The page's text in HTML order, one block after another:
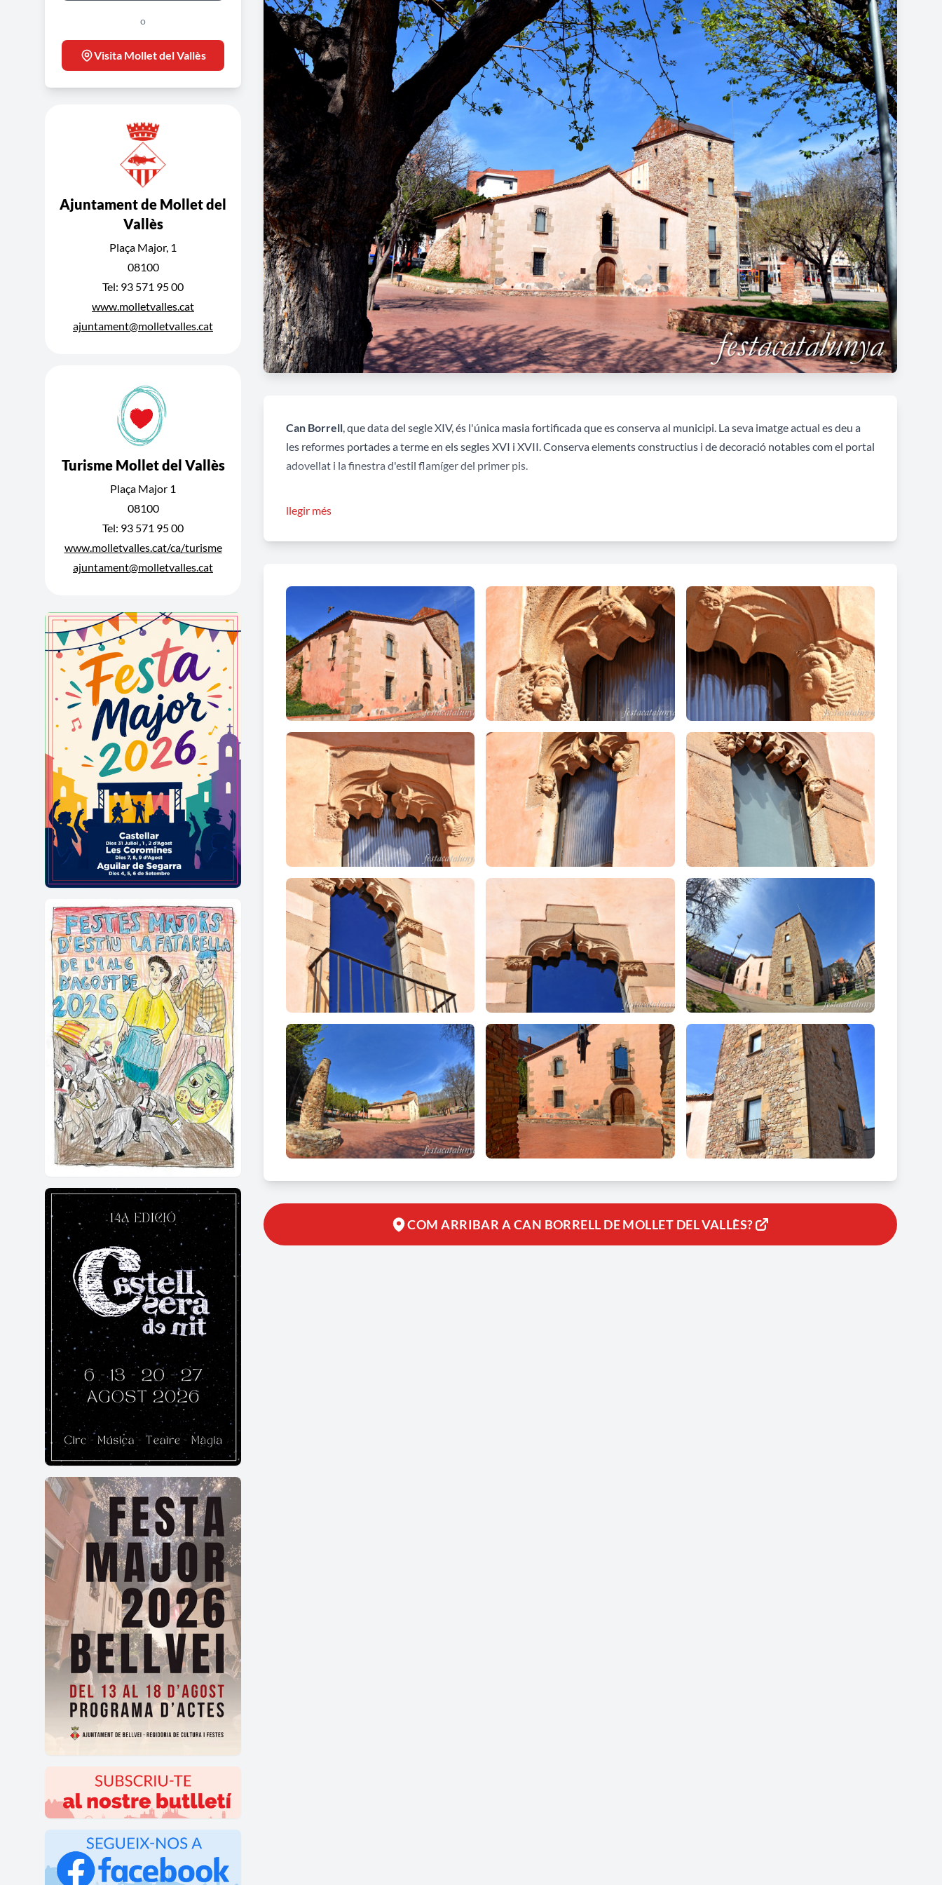
o
Visita Mollet del Vallès
Ajuntament de Mollet del
Vallès
Plaça Major, 1
08100
Tel: 93 571 95 00
www.molletvalles.cat
ajuntament@molletvalles.cat
Turisme Mollet del Vallès
Plaça Major 1
08100
Tel: 93 571 95 00
www.molletvalles.cat/ca/turisme
ajuntament@molletvalles.cat
Can Borrell , que data del segle XIV, és l'única masia fortificada que es conserva al municipi. La seva imatge actual es deu a
les reformes portades a terme en els segles XVI i XVII. Conserva elements constructius i de decoració notables com el portal
adovellat i la finestra d'estil flamíger del primer pis.
pisos, coberta també amb teula àrab.
L'edifici presenta murs de càrrega de paredat comú i sostre construït amb bigues i costelles de formigó. La coberta, a dues
vessants, està feta amb bigues, cabirons de fusta i teula àrab a l'exterior.
llegir més
COM ARRIBAR A CAN BORRELL DE MOLLET DEL VALLÈS?